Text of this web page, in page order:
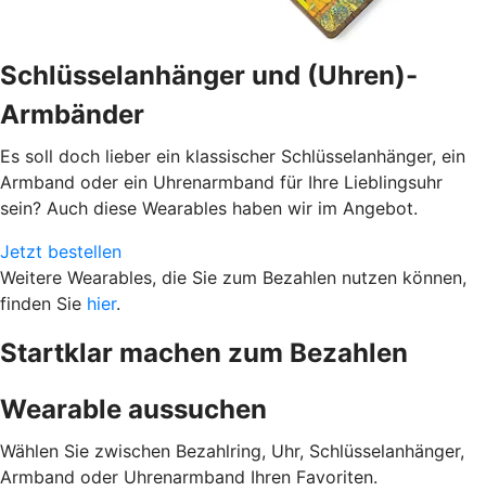
Schlüsselanhänger und (Uhren)-
Armbänder
Es soll doch lieber ein klassischer Schlüsselanhänger, ein
Armband oder ein Uhrenarmband für Ihre Lieblingsuhr
sein? Auch diese Wearables haben wir im Angebot.
Jetzt bestellen
Weitere Wearables, die Sie zum Bezahlen nutzen können,
finden Sie hier.
Startklar machen zum Bezahlen
Wearable aussuchen
Wählen Sie zwischen Bezahlring, Uhr, Schlüsselanhänger,
Armband oder Uhrenarmband Ihren Favoriten.